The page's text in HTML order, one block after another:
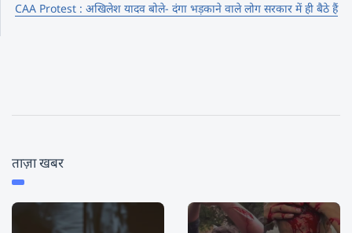
CAA Protest : अखिलेश यादव बोले- दंगा भड़काने वाले लोग सरकार में ही बैठे हैं
ताज़ा खबर